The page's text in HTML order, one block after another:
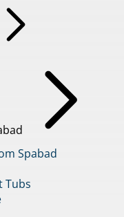
Spabad
Tubs